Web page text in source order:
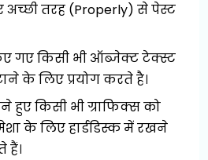
तरह (Properly) से पेस्ट
गए किसी भी ऑब्जेक्ट टेक्स्ट
के लिए प्रयोग करते है।
हुए किसी भी ग्राफिक्स को
के लिए हार्डडिस्क में रखने
हैं।